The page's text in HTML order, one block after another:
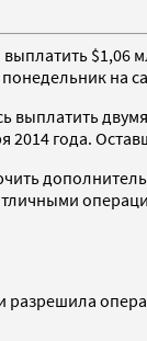
$1,06
понедельник на
выплатить
года.